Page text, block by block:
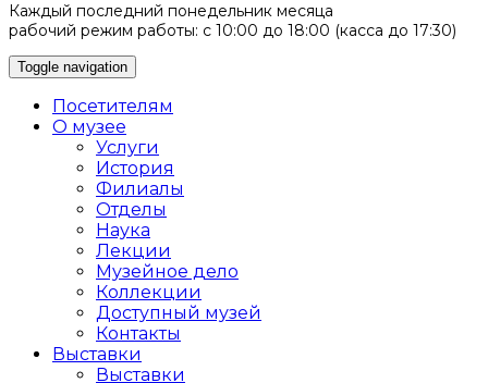
Каждый последний понедельник месяца
рабочий режим работы: с 10:00 до 18:00 (касса до 17:30)
Toggle navigation
Посетителям
О музее
Услуги
История
Филиалы
Отделы
Наука
Лекции
Музейное дело
Коллекции
Доступный музей
Контакты
Выставки
Выставки